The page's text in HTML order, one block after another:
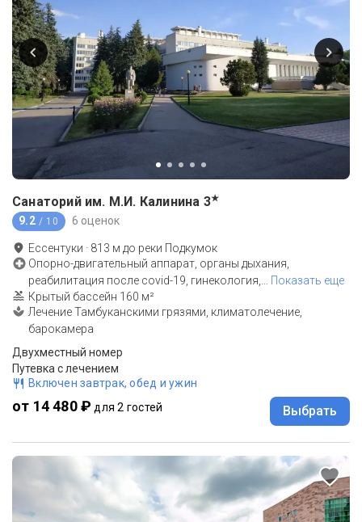
Санаторий им. М.И. Калинина 3★
9.2 / 10 6 оценок
Ессентуки · 813 м до реки Подкумок
Опорно-двигательный аппарат, органы дыхания,
реабилитация после covid-19, гинекология,
Показать еще
Крытый бассейн 160 м²
Лечение Тамбуканскими грязями, климатолечение,
барокамера
Двухместный номер
Путевка с лечением
Включен завтрак, обед и ужин
от 14 480 ₽ для 2 гостей Выбрать